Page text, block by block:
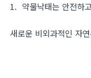
1. 약물낙태는 안전하
새로운 비외과적인 자